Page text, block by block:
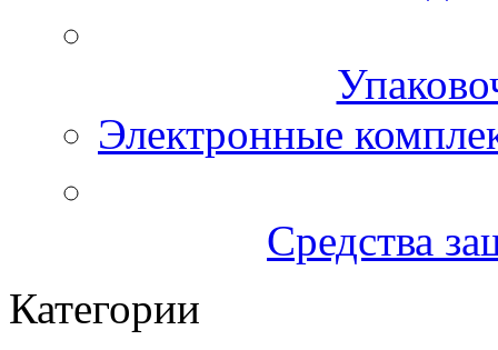
Электронные
Средства
Категории